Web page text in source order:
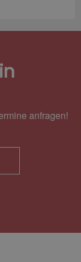
anfragen!